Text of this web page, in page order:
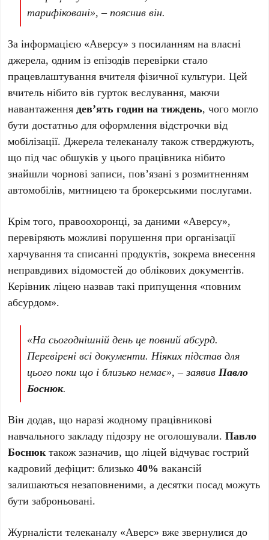
тарифіковані», – пояснив він.
За інформацією «Аверсу» з посиланням на власні
джерела, одним із епізодів перевірки стало
працевлаштування вчителя фізичної культури. Цей
вчитель нібито вів гурток веслування, маючи
навантаженнядев’ять годин на тиждень, чого могло
бути достатньо для оформлення відстрочки від
мобілізації. Джерела телеканалу також стверджують,
що під час обшуків у цього працівника нібито
знайшли чорнові записи, пов’язані з розмитненням
автомобілів, митницею та брокерськими послугами.
Крім того, правоохоронці, за даними «Аверсу»,
перевіряють можливі порушення при організації
харчування та списанні продуктів, зокрема внесення
неправдивих відомостей до облікових документів.
Керівник ліцею назвав такі припущення «повним
абсурдом».
«На сьогоднішній день це повний абсурд.
Перевірені всі документи. Ніяких підстав для
цього поки що і близько немає», – заявивПавло
Боснюк.
Він додав, що наразі жодному працівникові
навчального закладу підозру не оголошували.Павло
Боснюктакож зазначив, що ліцей відчуває гострий
кадровий дефіцит: близько40% вакансій
залишаються незаповненими, а десятки посад можуть
бути заброньовані.
Журналісти телеканалу «Аверс» вже звернулися до